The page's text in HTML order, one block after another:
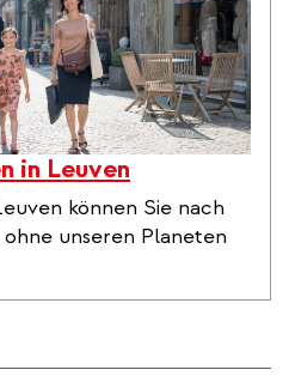
in Leuven
können Sie nach
unseren Planeten